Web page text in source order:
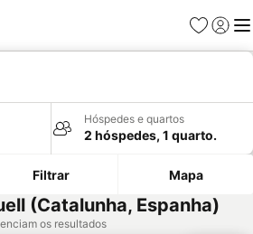
Favoritos
Iniciar
Hóspedes e quartos
2 hóspedes, 1 quarto.
Filtrar Mapa
(Catalunha, Espanha)
os resultados